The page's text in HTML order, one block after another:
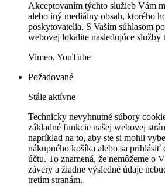
Akceptovaním týchto služieb Vám
alebo iný mediálny obsah, ktorého
poskytovatelia. S Vaším súhlasom
webovej lokalite nasledujúce služby
Vimeo, YouTube
Požadované
Stále aktívne
Technicky nevyhnutné súbory
základné funkcie našej webovej
napríklad na to, aby ste si mohli
nákupného košíka alebo sa prihlásiť
účtu. To znamená, že nemôžeme o
závery a žiadne výsledné údaje
tretím stranám.